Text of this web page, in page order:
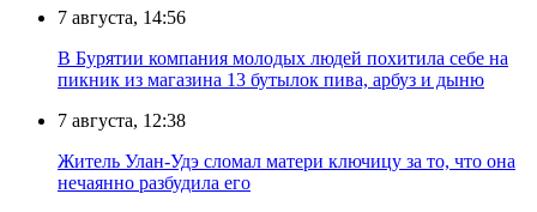
7 августа, 14:56
В Бурятии компания молодых людей похитила себе на
пикник из магазина 13 бутылок пива, арбуз и дыню
7 августа, 12:38
Житель Улан-Удэ сломал матери ключицу за то, что она
нечаянно разбудила его